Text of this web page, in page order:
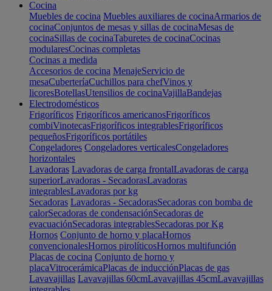
Cocina
Muebles de cocina Muebles auxiliares de cocinaArmarios de
cocinaConjuntos de mesas y sillas de cocinaMesas de
cocinaSillas de cocinaTaburetes de cocinaCocinas
modularesCocinas completas
Cocinas a medida
Accesorios de cocina MenajeServicio de
mesaCuberteríaCuchillos para chefVinos y
licoresBotellasUtensilios de cocinaVajillaBandejas
Electrodomésticos
Frigoríficos Frigoríficos americanosFrigoríficos
combiVinotecasFrigoríficos integrablesFrigoríficos
pequeñosFrigoríficos portátiles
Congeladores Congeladores verticalesCongeladores
horizontales
Lavadoras Lavadoras de carga frontalLavadoras de carga
superiorLavadoras - SecadorasLavadoras
integrablesLavadoras por kg
Secadoras Lavadoras - SecadorasSecadoras con bomba de
calorSecadoras de condensaciónSecadoras de
evacuaciónSecadoras integrablesSecadoras por Kg
Hornos Conjunto de horno y placaHornos
convencionalesHornos pirolíticosHornos multifunción
Placas de cocina Conjunto de horno y
placaVitrocerámicaPlacas de inducciónPlacas de gas
Lavavajillas Lavavajillas 60cmLavavajillas 45cmLavavajillas